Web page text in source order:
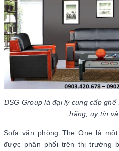
DSG Group là đại lý cung cấp
hãng, uy tín
Sofa văn phòng The One là
được phân phối trên thị trường